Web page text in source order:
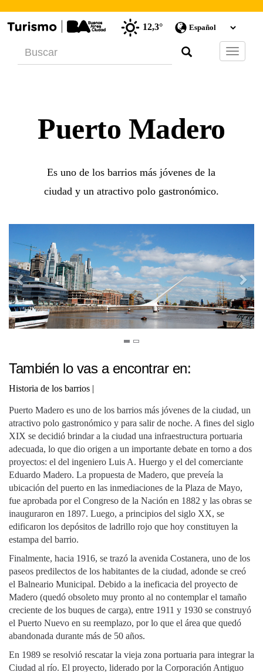
12,3°
Barra
de
Puerto Madero
Es uno de los barrios más jóvenes de la
ciudad y un atractivo polo gastronómico.
También lo vas a encontrar en:
Historia de los barrios |
Puerto Madero es uno de los barrios más jóvenes de la ciudad, un
atractivo polo gastronómico y para salir de noche. A fines del siglo
XIX se decidió brindar a la ciudad una infraestructura portuaria
adecuada, lo que dio origen a un importante debate en torno a dos
proyectos: el del ingeniero Luis A. Huergo y el del comerciante
Eduardo Madero. La propuesta de Madero, que preveía la
ubicación del puerto en las inmediaciones de la Plaza de Mayo,
fue aprobada por el Congreso de la Nación en 1882 y las obras se
inauguraron en 1897. Luego, a principios del siglo XX, se
edificaron los depósitos de ladrillo rojo que hoy constituyen la
estampa del barrio.
Finalmente, hacia 1916, se trazó la avenida Costanera, uno de los
paseos predilectos de los habitantes de la ciudad, adonde se creó
el Balneario Municipal. Debido a la ineficacia del proyecto de
Madero (quedó obsoleto muy pronto al no contemplar el tamaño
creciente de los buques de carga), entre 1911 y 1930 se construyó
el Puerto Nuevo en su reemplazo, por lo que el área que quedó
abandonada durante más de 50 años.
En 1989 se resolvió rescatar la vieja zona portuaria para integrar la
Ciudad al río. El proyecto, liderado por la Corporación Antiguo